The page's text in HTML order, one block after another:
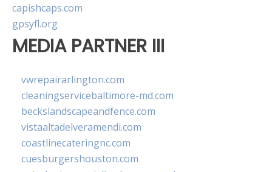
capishcaps.com
gpsyfl.org
MEDIA PARTNER III
vwrepairarlington.com
cleaningservicebaltimore-md.com
beckslandscapeandfence.com
vistaaltadelveramendi.com
coastlinecateringnc.com
cuesburgershouston.com